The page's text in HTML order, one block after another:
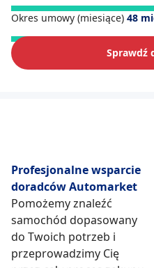
Okres umowy (miesiące) 48
Sprawdź
Profesjonalne wsparcie
doradców Automarket
Pomożemy znaleźć
samochód dopasowany
do Twoich potrzeb i
przeprowadzimy Cię